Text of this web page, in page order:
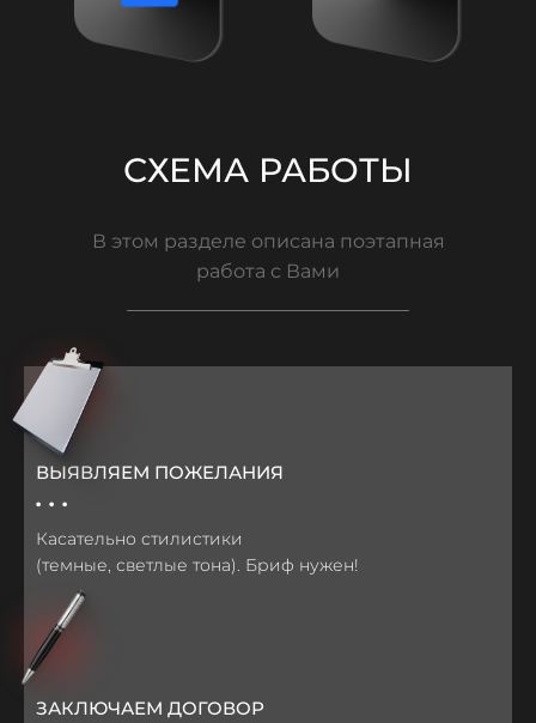
СХЕМА РАБОТЫ
В этом разделе описана поэтапная
работа с Вами
ВЫЯВЛЯЕМ ПОЖЕЛАНИЯ
...
Касательно стилистики
(темные, светлые тона). Бриф нужен!
ЗАКЛЮЧАЕМ ДОГОВОР